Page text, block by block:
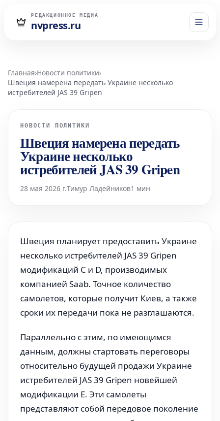
РЕДАКЦИОННОЕ МЕДИА
nvpress.ru
Главная›Новости политики›
Швеция намерена передать Украине несколько
истребителей JAS 39 Gripen
НОВОСТИ ПОЛИТИКИ
Швеция намерена передать
Украине несколько
истребителей JAS 39 Gripen
28 мая 2026 г.Тимур Ладейников1 мин
Швеция планирует предоставить Украине
несколько истребителей JAS 39 Gripen
модификаций C и D, производимых
компанией Saab. Точное количество
самолетов, которые получит Киев, а также
сроки их передачи пока не разглашаются.
Параллельно с этим, по имеющимся
данным, должны стартовать переговоры
относительно будущей продажи Украине
истребителей JAS 39 Gripen новейшей
модификации E. Эти самолеты
представляют собой передовое поколение